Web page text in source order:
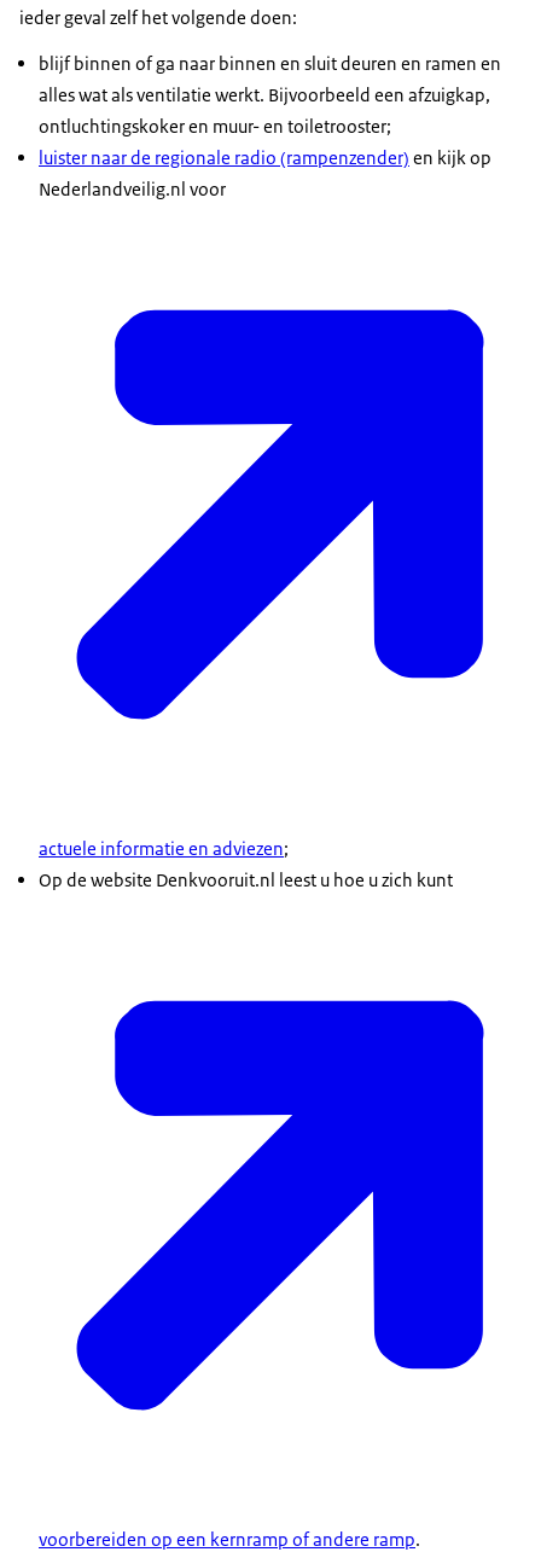
ieder geval zelf het volgende doen:
blijf binnen of ga naar binnen en sluit deuren en ramen en
alles wat als ventilatie werkt. Bijvoorbeeld een afzuigkap,
ontluchtingskoker en muur- en toiletrooster;
luister naar de regionale radio (rampenzender) en kijk op
Nederlandveilig.nl voor
actuele informatie en adviezen;
Op de website Denkvooruit.nl leest u hoe u zich kunt
voorbereiden op een kernramp of andere ramp.